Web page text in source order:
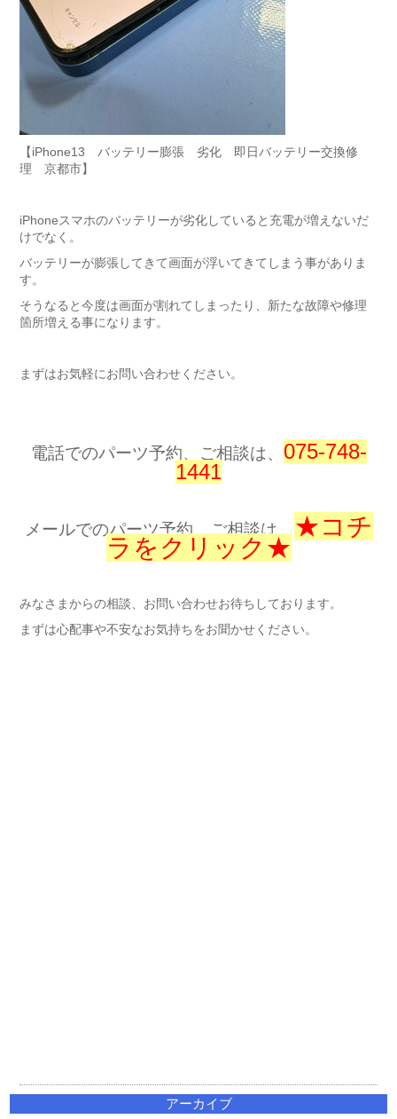
【iPhone13 バッテリー膨張 劣化 即日バッテリー交換修
理 京都市】
iPhoneスマホのバッテリーが劣化していると充電が増えないだ
けでなく。
バッテリーが膨張してきて画面が浮いてきてしまう事がありま
す。
そうなると今度は画面が割れてしまったり、新たな故障や修理
箇所増える事になります。
まずはお気軽にお問い合わせください。
電話でのパーツ予約、ご相談は、 075-748-
1441
メールでのパーツ予約、ご相談は、 ★コチ
ラをクリック★
みなさまからの相談、お問い合わせお待ちしております。
まずは心配事や不安なお気持ちをお聞かせください。
アーカイブ